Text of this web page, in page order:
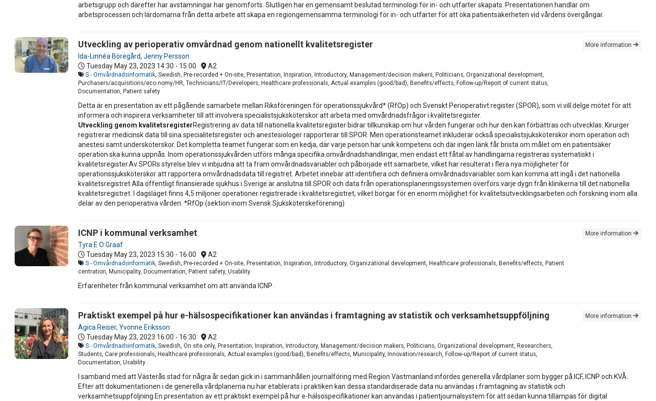
arbetsgrupp och därefter har avstämningar har genomförts. Slutligen har en gemensamt beslutad terminologi för in- och utfarter skapats. Presentationen handlar om
arbetsprocessen och lärdomarna från detta arbete att skapa en regiongemensamma terminologi för in- och utfarter för att öka patientsäkerheten vid vårdens övergångar.
Utveckling av perioperativ omvårdnad genom nationellt kvalitetsregister
Ida-Linnéa Böregård, Jenny Persson
Tuesday May 23, 2023 14:30 - 15:00 A2
S - Omvårdnadsinformatik, Swedish, Pre-recorded + On-site, Presentation, Inspiration, Introductory, Management/decision makers, Politicians, Organizational development,
Purchasers/acquisitions/eco nomy/HR, Technicians/IT/Developers, Healthcare professionals, Actual examples (good/bad), Benefits/effects, Follow-up/Report of current status,
Documentation, Patient safety
More information
Detta är en presentation av ett pågående samarbete mellan Riksföreningen för operationssjukvård* (RfOp) och Svenskt Perioperativt register (SPOR), som vi vill delge mötet för att
informera och inspirera verksamheter till att involvera specialistsjuksköterskor att arbeta med omvårdnadsfrågor i kvalitetsregister.
Utveckling genom kvalitetsregisterRegistrering av data till nationella kvalitetsregister bidrar tillkunskap om hur vården fungerar och hur den kan förbättras och utvecklas. Kirurger
registrerar medicinsk data till sina specialitetsregister och anestesiologer rapporterar till SPOR. Men operationsteamet inkluderar också specialistsjuksköterskor inom operation och
anestesi samt undersköterskor. Det kompletta teamet fungerar som en kedja, där varje person har unik kompetens och där ingen länk får brista om målet om en patientsäker
operation ska kunna uppnås. Inom operationssjukvården utförs många specifika omvårdnadshandlingar, men endast ett fåtal av handlingarna registreras systematiskt i
kvalitetsregister.Av SPORs styrelse blev vi inbjudna att ta fram omvårdnadsvariabler och påbörjade ett samarbete, vilket har resulterat i flera nya möjligheter för
operationssjuksköterskor att rapportera omvårdnadsdata till registret. Arbetet innebär att identifiera och definiera omvårdnadsvariabler som kan komma att ingå i det nationella
kvalitetsregistret.Alla offentligt finansierade sjukhus i Sverige är anslutna till SPOR och data från operationsplaneringssystemen överförs varje dygn från klinikerna till det nationella
kvalitetsregistret. I dagsläget finns 4,5 miljoner operationer registrerade i kvalitetsregistret, vilket borgar för en enorm möjlighet för kvalitetsutvecklingsarbeten och forskning inom alla
delar av den perioperativa vården. *RfOp (sektion inom Svensk Sjuksköterskeförening)
ICNP i kommunal verksamhet
Tyra E O Graaf
Tuesday May 23, 2023 15:30 - 16:00 A2
S - Omvårdnadsinformatik, Swedish, Pre-recorded + On-site, Presentation, Inspiration, Introductory, Organizational development, Healthcare professionals, Benefits/effects, Patient
centration, Municipality, Documentation, Patient safety, Usability
More information
Erfarenheter från kommunal verksamhet om att använda ICNP .
Praktiskt exempel på hur e-hälsospecifikationer kan användas i framtagning av statistik och verksamhetsuppföljning
Agica Reiser, Yvonne Eriksson
Tuesday May 23, 2023 16:00 - 16:30 A2
S - Omvårdnadsinformatik, Swedish, On site only, Presentation, Inspiration, Introductory, Management/decision makers, Politicians, Organizational development, Researchers,
Students, Care professionals, Healthcare professionals, Actual examples (good/bad), Benefits/effects, Municipality, Innovation/research, Follow-up/Report of current status,
Documentation, Usability
More information
I samband med att Västerås stad för några år sedan gick in i sammanhållen journalföring med Region Västmanland infördes generella vårdplaner som bygger på ICF, ICNP och KVÅ.
Efter att dokumentationen i de generella vårdplanerna nu har etablerats i praktiken kan dessa standardiserade data nu användas i framtagning av statistik och
verksamhetsuppföljning.En presentation av ett praktiskt exempel på hur e-hälsospecifikationer kan användas i patientjournalsystem för att sedan kunna tillämpas för digital